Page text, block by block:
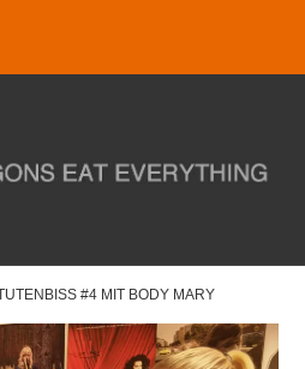
#4 MIT BODY MARY